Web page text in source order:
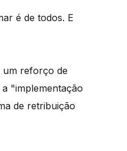
é de todos. E
um reforço de
"implementação
de retribuição